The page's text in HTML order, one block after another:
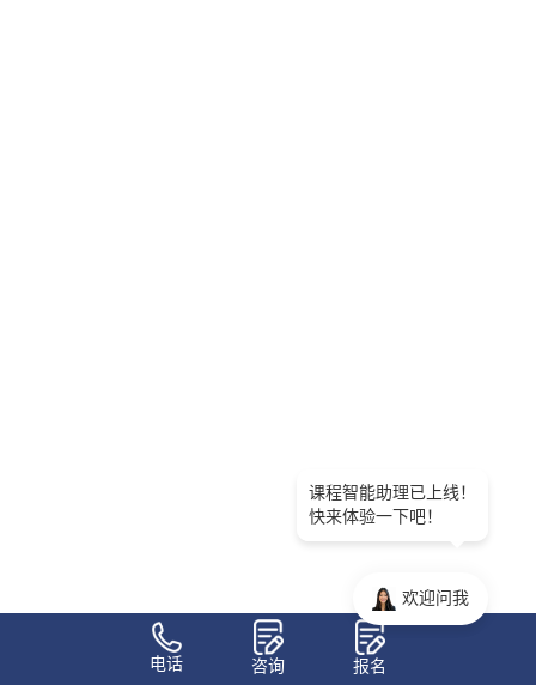
电话 咨询 报名
课程智能助理已上线！
快来体验一下吧！
欢迎问我